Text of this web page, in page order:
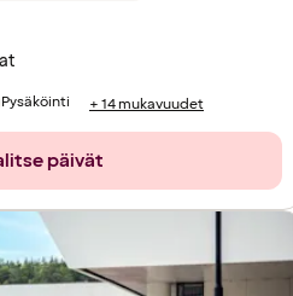
Pysäköinti + 14 mukavuudet
päivät